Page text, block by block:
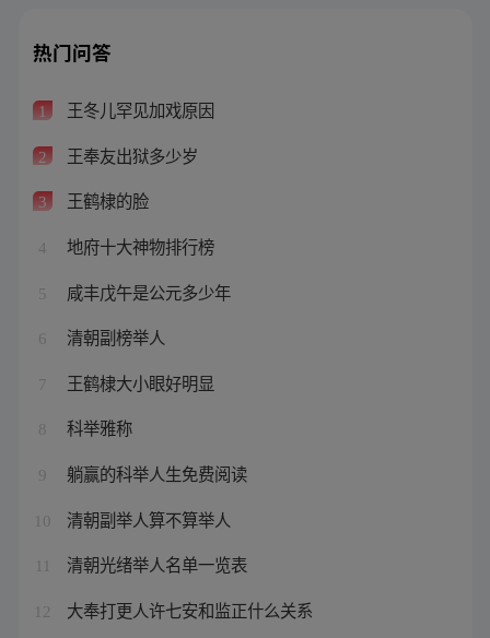
热门问答
1 王冬儿罕见加戏原因
2 王奉友出狱多少岁
3 王鹤棣的脸
4 地府十大神物排行榜
5 咸丰戊午是公元多少年
6 清朝副榜举人
7 王鹤棣大小眼好明显
8 科举雅称
9 躺赢的科举人生免费阅读
10 清朝副举人算不算举人
清朝光绪举人名单一览表
12 大奉打更人许七安和监正什么关系